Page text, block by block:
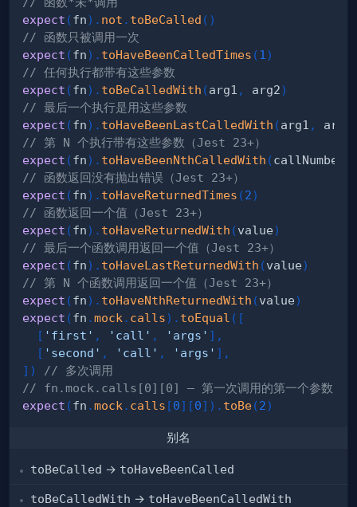
expect (fn) . not . toBeCalled ( )
// 函数只被调用一次
expect (fn) . toHaveBeenCalledTimes (1 )
// 任何执行都带有这些参数
expect (fn) . toBeCalledWith (arg1 , arg2)
// 最后一个执行是用这些参数
expect (fn) . toHaveBeenLastCalledWith (arg1 , arg2
// 第 N 个执行带有这些参数（Jest 23+）
expect (fn) . toHaveBeenNthCalledWith (callNumber
// 函数返回没有抛出错误（Jest 23+）
expect (fn) . toHaveReturnedTimes (2)
// 函数返回一个值（Jest 23+）
expect (fn) . toHaveReturnedWith (value)
// 最后一个函数调用返回一个值（Jest 23+）
expect (fn) . toHaveLastReturnedWith (value)
// 第 N 个函数调用返回一个值（Jest 23+）
expect (fn) . toHaveNthReturnedWith (value)
expect (fn .mock . calls) . toEqual ( [
[ 'first' , 'call' , 'args' ] ,
[ 'second' , 'call' , 'args' ] ,
] )
// 多次调用
// fn.mock.calls[0][0] — 第一次调用的第一个参数
expect (fn .mock . calls [0] [0] ) . toBe(2)
别名
toBeCalled → toHaveBeenCalled
toBeCalledWith → toHaveBeenCalledWith